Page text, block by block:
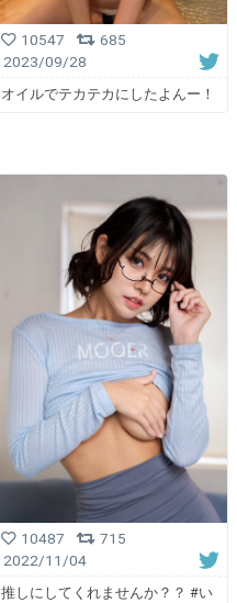
10547
685
2023/09/28
オイルでテカテカにしたよんー！
10487
715
2022/11/04
推しにしてくれませんか？？ #い